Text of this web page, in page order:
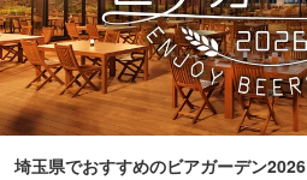
埼玉県でおすすめのビアガーデン2026